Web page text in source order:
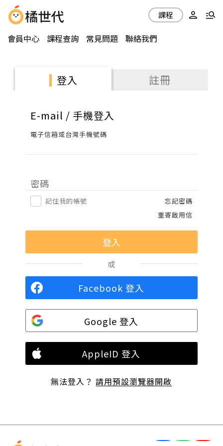
會員中心 課程查詢 常見問題 聯絡我們
課程
登入 註冊
E-mail / 手機登入
電子信箱或台灣手機號碼
密碼
記住我的帳號
忘記密碼
重寄啟用信
或
Facebook 登入
Google 登入
AppleID 登入
無法登入？請用預設瀏覽器開啟